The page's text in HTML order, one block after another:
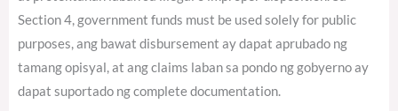
Section 4, government funds must be used solely for public
purposes, ang bawat disbursement ay dapat aprubado ng
tamang opisyal, at ang claims laban sa pondo ng gobyerno ay
dapat suportado ng complete documentation.